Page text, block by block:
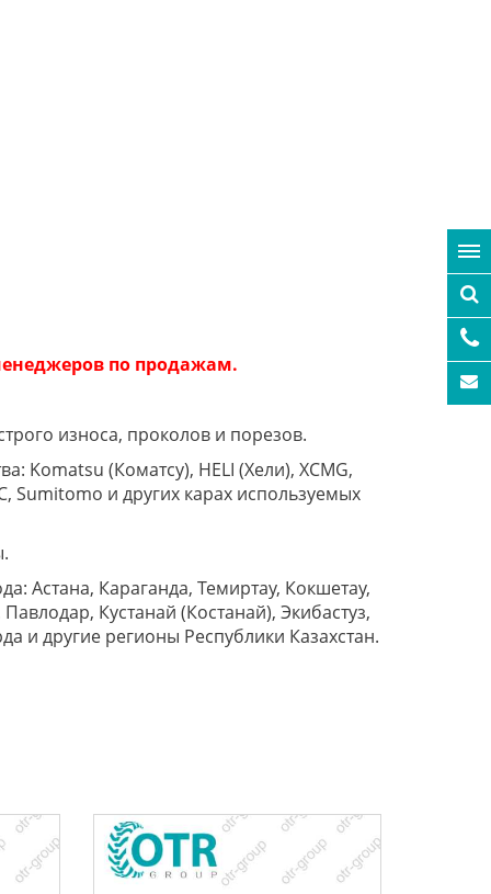
по продажам.
износа, проколов и порезов.
Komatsu (Коматсу), HELI (Хели), XCMG,
Sumitomo и других карах используемых
Астана, Караганда, Темиртау, Кокшетау,
Кустанай (Костанай), Экибастуз,
и другие регионы Республики Казахстан.